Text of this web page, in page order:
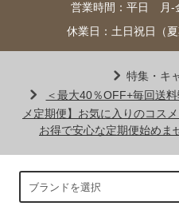
営業時間：平日 月
休業日：土日祝日（
特集・キ
＜最大40％OFF+毎回送
メ定期便】お気に入りのコス
お得で安心な定期便始め